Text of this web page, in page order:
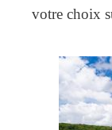
votre choix